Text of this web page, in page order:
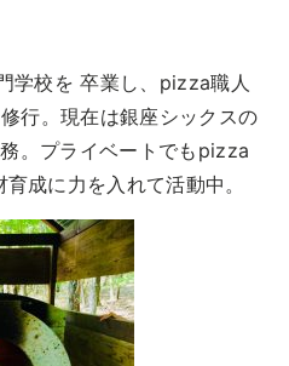
学校を 卒業し、pizza職人
行。現在は銀座シックスの
。プライベートでもpizza
成に力を入れて活動中。